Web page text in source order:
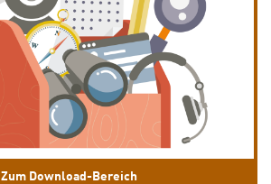
Zum Download-Bereich